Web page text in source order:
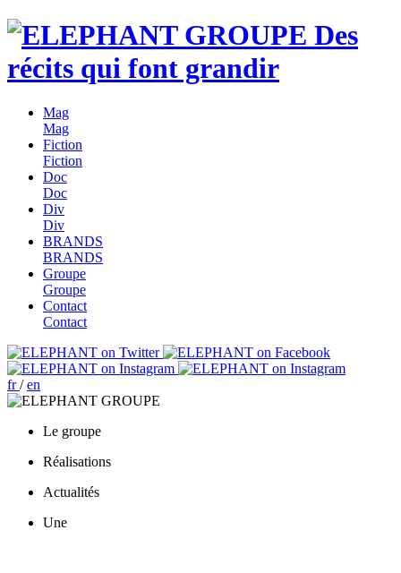
Des
récits qui font grandir
Mag
Mag
Fiction
Fiction
Doc
Doc
Div
Div
BRANDS
BRANDS
Groupe
Groupe
Contact
Contact
fr/ en
Le groupe
Réalisations
Actualités
Une